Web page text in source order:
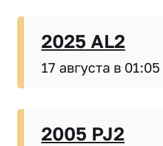
2025 AL2
17 августа в 01:05
2005 PJ2